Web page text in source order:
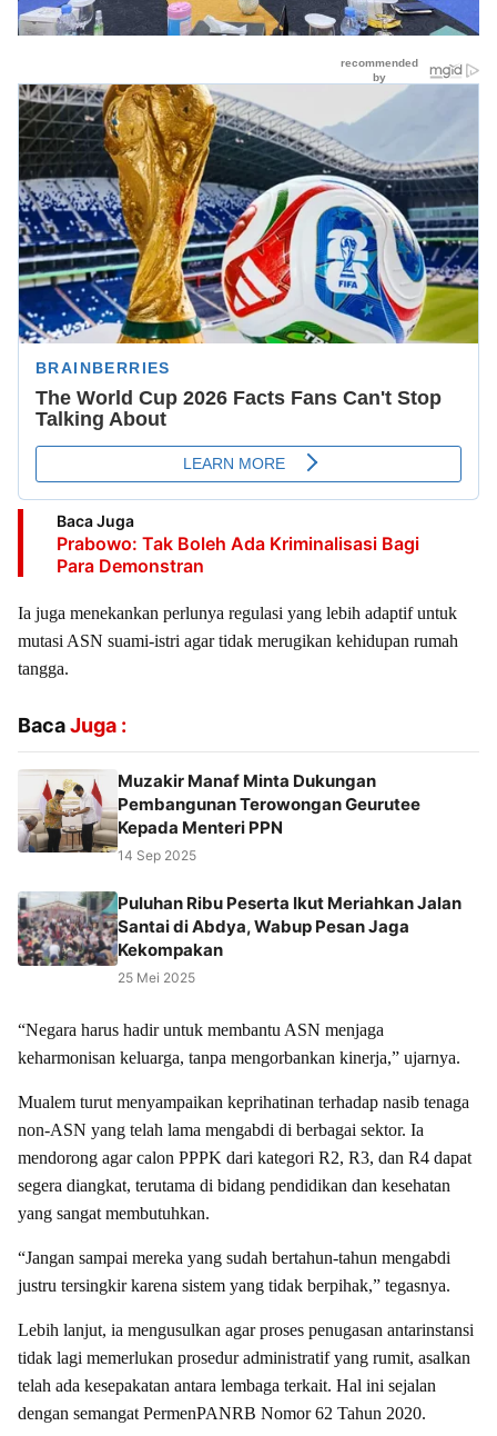
Baca Juga
Prabowo: Tak Boleh Ada Kriminalisasi Bagi
Para Demonstran
Ia juga menekankan perlunya regulasi yang lebih adaptif untuk
mutasi ASN suami-istri agar tidak merugikan kehidupan rumah
tangga.
BacaJuga :
Muzakir Manaf Minta Dukungan
Pembangunan Terowongan Geurutee
Kepada Menteri PPN
14 Sep 2025
Puluhan Ribu Peserta Ikut Meriahkan Jalan
Santai di Abdya, Wabup Pesan Jaga
Kekompakan
25 Mei 2025
“Negara harus hadir untuk membantu ASN menjaga
keharmonisan keluarga, tanpa mengorbankan kinerja,” ujarnya.
Mualem turut menyampaikan keprihatinan terhadap nasib tenaga
non-ASN yang telah lama mengabdi di berbagai sektor. Ia
mendorong agar calon PPPK dari kategori R2, R3, dan R4 dapat
segera diangkat, terutama di bidang pendidikan dan kesehatan
yang sangat membutuhkan.
“Jangan sampai mereka yang sudah bertahun-tahun mengabdi
justru tersingkir karena sistem yang tidak berpihak,” tegasnya.
Lebih lanjut, ia mengusulkan agar proses penugasan antarinstansi
tidak lagi memerlukan prosedur administratif yang rumit, asalkan
telah ada kesepakatan antara lembaga terkait. Hal ini sejalan
dengan semangat PermenPANRB Nomor 62 Tahun 2020.